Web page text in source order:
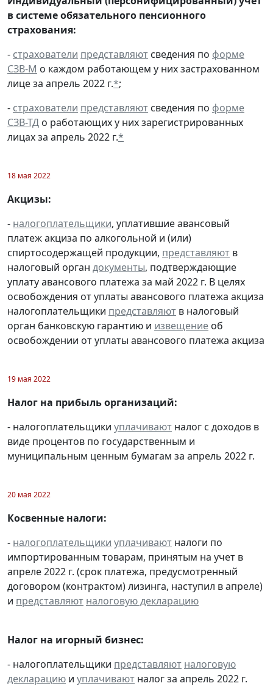
в системе обязательного пенсионного
страхования:
- страхователи представляют сведения по форме
СЗВ-М о каждом работающем у них застрахованном
лице за апрель 2022 г.*;
- страхователи представляют сведения по форме
СЗВ-ТД о работающих у них зарегистрированных
лицах за апрель 2022 г.*
18 мая 2022
Акцизы:
- налогоплательщики, уплатившие авансовый
платеж акциза по алкогольной и (или)
спиртосодержащей продукции, представляют в
налоговый орган документы, подтверждающие
уплату авансового платежа за май 2022 г. В целях
освобождения от уплаты авансового платежа акциза
налогоплательщики представляют в налоговый
орган банковскую гарантию и извещение об
освобождении от уплаты авансового платежа акциза
19 мая 2022
Налог на прибыль организаций:
- налогоплательщики уплачивают налог с доходов в
виде процентов по государственным и
муниципальным ценным бумагам за апрель 2022 г.
20 мая 2022
Косвенные налоги:
- налогоплательщики уплачивают налоги по
импортированным товарам, принятым на учет в
апреле 2022 г. (срок платежа, предусмотренный
договором (контрактом) лизинга, наступил в апреле)
и представляют налоговую декларацию
Налог на игорный бизнес:
- налогоплательщики представляют налоговую
декларацию и уплачивают налог за апрель 2022 г.